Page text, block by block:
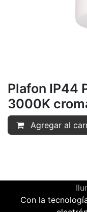
Plafon IP44
3000K
Agregar al
Con la